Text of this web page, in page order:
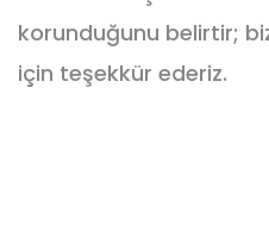
korunduğunu belirtir;
için teşekkür ederiz.